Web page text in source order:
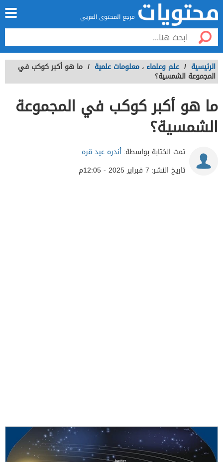
مرجع المحتوى العربي
الرئيسية / علم وعلماء ، معلومات علمية / ما هو أكبر كوكب في
المجموعة الشمسية؟
ما هو أكبر كوكب في المجموعة
الشمسية؟
تمت الكتابة بواسطة:أندره عيد قره
تاريخ النشر: 7 فبراير 2025 - 12:05م